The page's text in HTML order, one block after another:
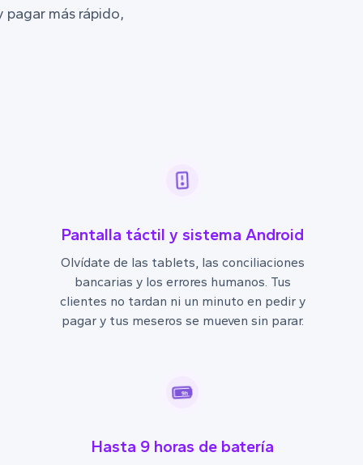
pagar más rápido,
Pantalla táctil y sistema Android
Olvídate de las tablets, las conciliaciones
bancarias y los errores humanos. Tus
clientes no tardan ni un minuto en pedir y
pagar y tus meseros se mueven sin parar.
9h
Hasta 9 horas de batería